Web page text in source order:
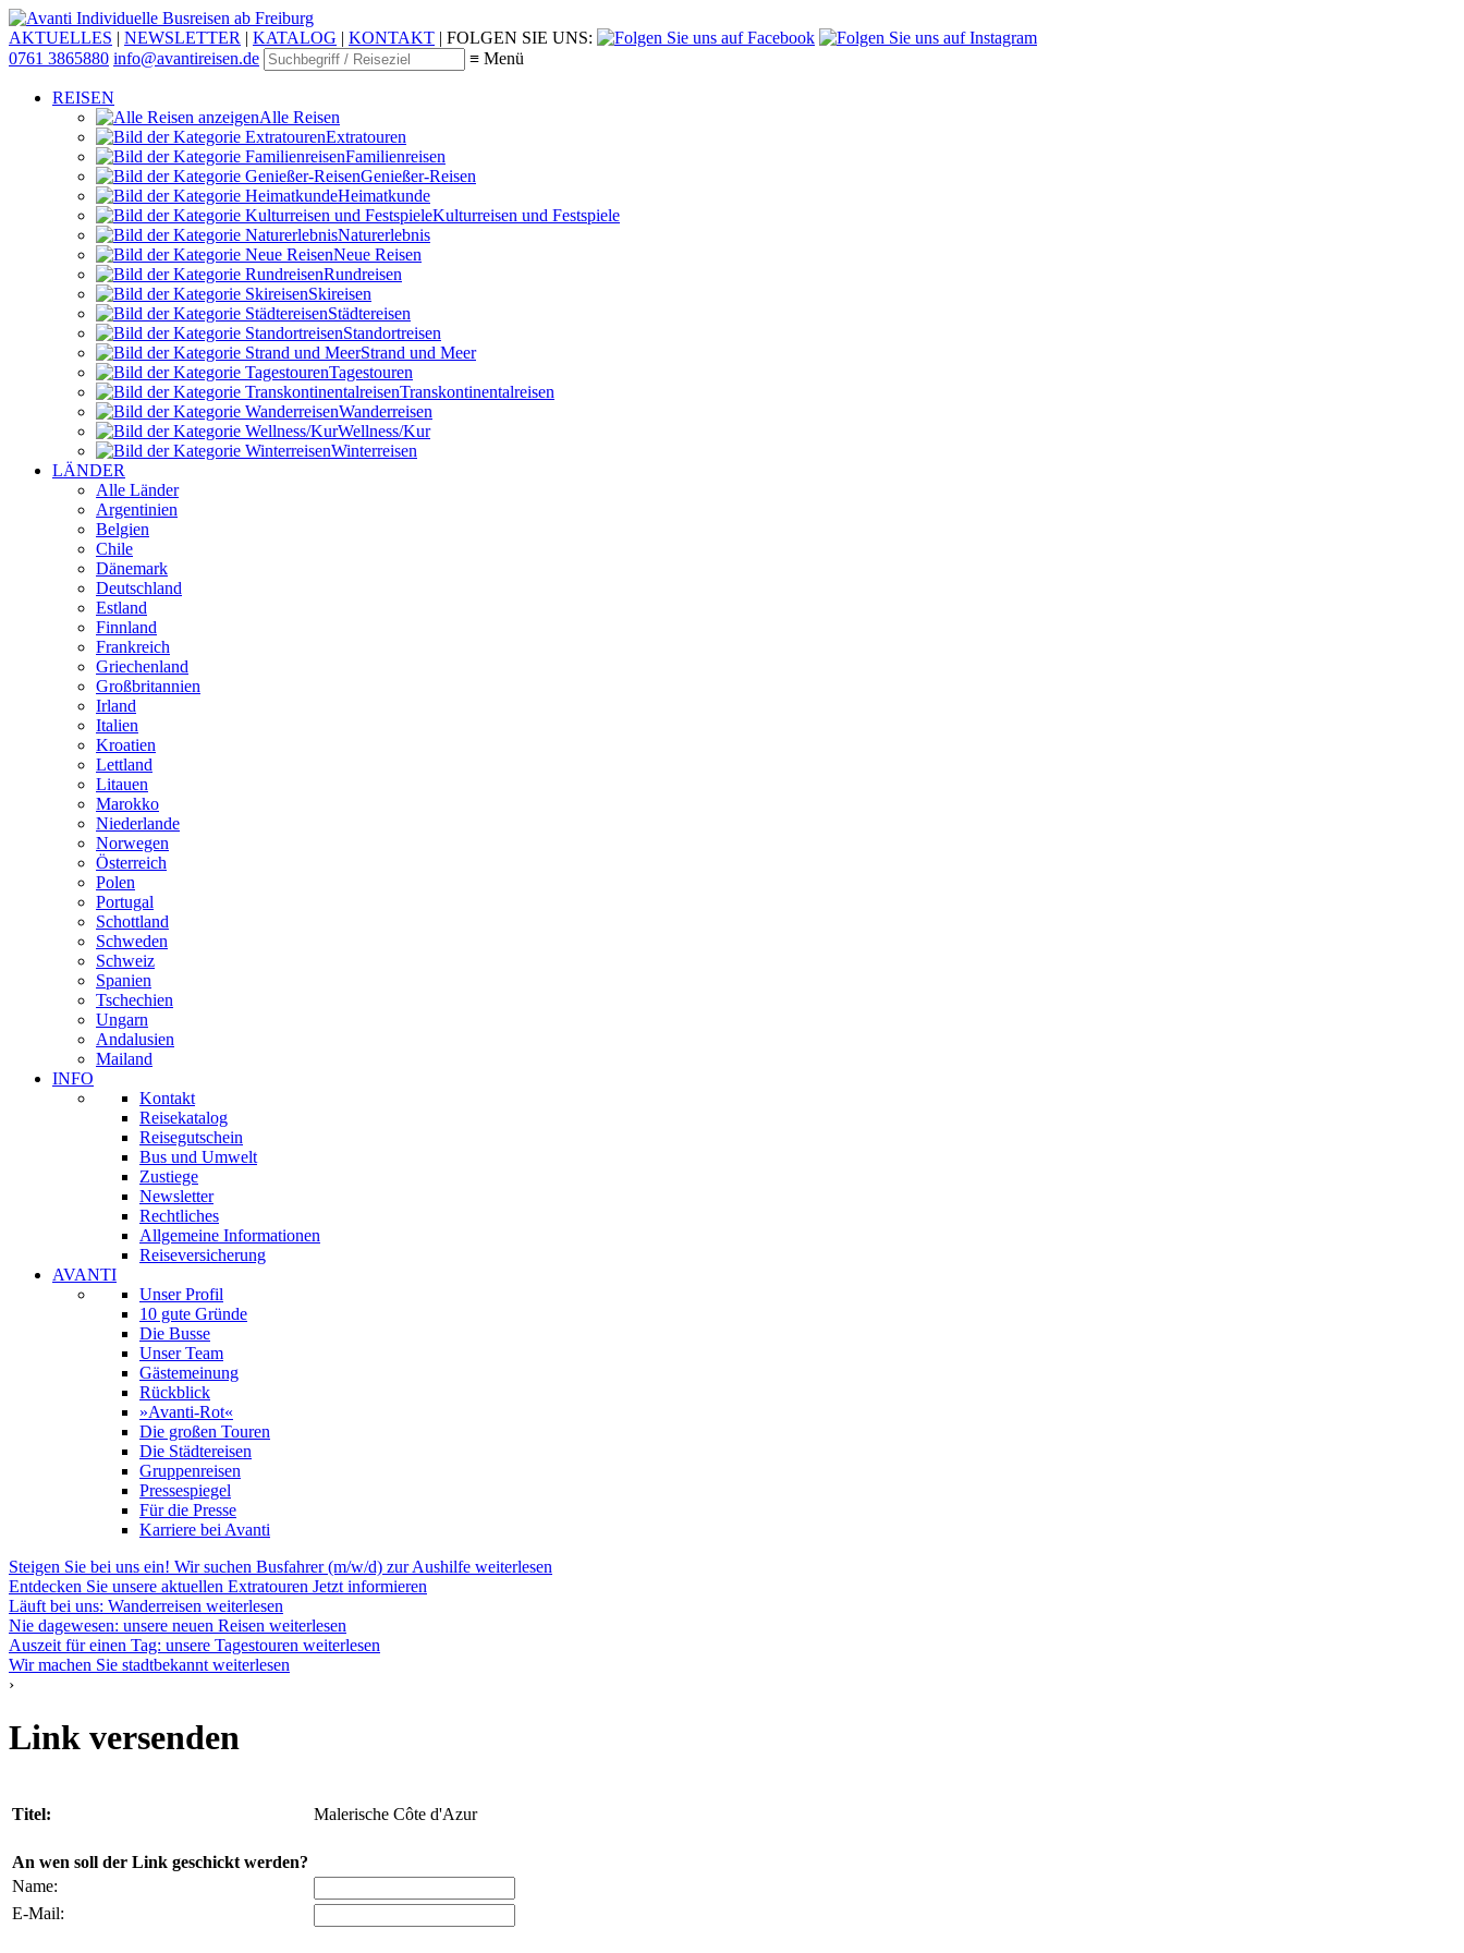
Individuelle Busreisen ab Freiburg
AKTUELLES | NEWSLETTER | KATALOG | KONTAKT | FOLGEN SIE UNS:
0761 3865880 info@avantireisen.de ≡ Menü
REISEN
Alle Reisen
Extratouren
Familien­reisen
Genießer-Reisen
Heimatkunde
Kultur­reisen und Festspiele
Naturerlebnis
Neue Reisen
Rund­reisen
Ski­reisen
Städte­reisen
Standort­reisen
Strand und Meer
Tagestouren
Transkontinental­reisen
Wander­reisen
Wellness/Kur
Winter­reisen
LÄNDER
Alle Länder
Argentinien
Belgien
Chile
Dänemark
Deutschland
Estland
Finnland
Frankreich
Griechenland
Großbritannien
Irland
Italien
Kroatien
Lettland
Litauen
Marokko
Niederlande
Norwegen
Österreich
Polen
Portugal
Schottland
Schweden
Schweiz
Spanien
Tschechien
Ungarn
Andalusien
Mailand
INFO
Kontakt
Reisekatalog
Reisegutschein
Bus und Umwelt
Zustiege
Newsletter
Rechtliches
Allgemeine Informationen
Reiseversicherung
AVANTI
Unser Profil
10 gute Gründe
Die Busse
Unser Team
Gästemeinung
Rückblick
»Avanti-Rot«
Die großen Touren
Die Städtereisen
Gruppenreisen
Pressespiegel
Für die Presse
Karriere bei Avanti
Steigen Sie bei uns ein! Wir suchen Busfahrer (m/w/d) zur Aushilfe weiterlesen
Entdecken Sie unsere aktuellen Extratouren Jetzt informieren
Läuft bei uns: Wanderreisen weiterlesen
Nie dagewesen: unsere neuen Reisen weiterlesen
Auszeit für einen Tag: unsere Tagestouren weiterlesen
Wir machen Sie stadtbekannt weiterlesen
›
Link versenden
Titel: Malerische Côte d'Azur
An wen soll der Link geschickt werden?
Name:
E-Mail: